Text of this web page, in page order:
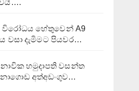
හේතුවෙන් A9
වසා දැමිමට පියවර…
හමුදාපති වසන්ත
අත්අඩංගුව…